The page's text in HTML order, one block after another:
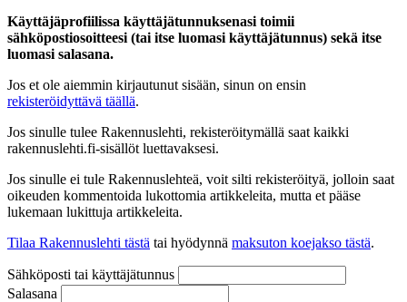
Käyttäjäprofiilissa käyttäjätunnuksenasi toimii
sähköpostiosoitteesi (tai itse luomasi käyttäjätunnus) sekä itse
luomasi salasana.
Jos et ole aiemmin kirjautunut sisään, sinun on ensin
rekisteröidyttävä täällä.
Jos sinulle tulee Rakennuslehti, rekisteröitymällä saat kaikki
rakennuslehti.fi-sisällöt luettavaksesi.
Jos sinulle ei tule Rakennuslehteä, voit silti rekisteröityä, jolloin saat
oikeuden kommentoida lukottomia artikkeleita, mutta et pääse
lukemaan lukittuja artikkeleita.
Tilaa Rakennuslehti tästä tai hyödynnä maksuton koejakso tästä.
Sähköposti tai käyttäjätunnus
Salasana